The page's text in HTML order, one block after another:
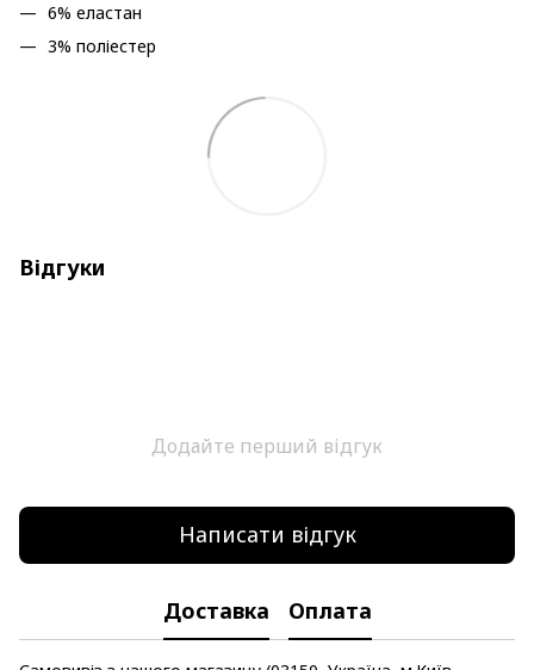
6% еластан
3% поліестер
Відгуки
Додайте перший відгук
Написати відгук
Доставка Оплата